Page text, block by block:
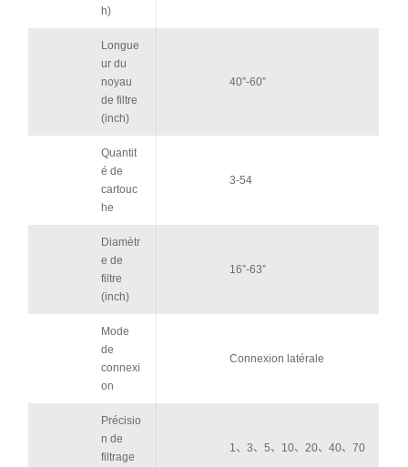
h)
Longue
ur du
noyau
de filtre
(inch)
40”-60”
Quantit
é de
cartouc
he
3-54
Diamètr
e de
filtre
(inch)
16”-63”
Mode
de
connexi
on
Connexion latérale
Précisio
n de
filtrage
1、3、5、10、20、40、70